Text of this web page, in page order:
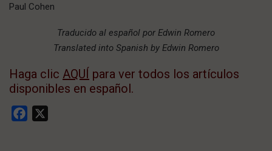
Paul Cohen
Traducido al español por Edwin Romero
Translated into Spanish by Edwin Romero
Haga clic AQUÍ para ver todos los artículos
disponibles en español.
Facebook